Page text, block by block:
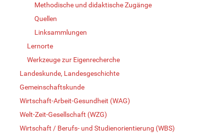
Methodische und didaktische Zugänge
Quellen
Linksammlungen
Lernorte
Werkzeuge zur Eigenrecherche
Landeskunde, Landesgeschichte
Gemeinschaftskunde
Wirtschaft-Arbeit-Gesundheit (WAG)
Welt-Zeit-Gesellschaft (WZG)
Wirtschaft / Berufs- und Studienorientierung (WBS)